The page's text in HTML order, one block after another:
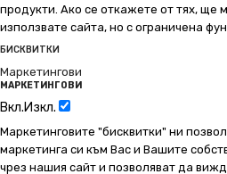
продукти. Ако се откажете от тях,
използвате сайта, но с ограничена
БИСКВИТКИ
Маркетингови
МАРКЕТИНГОВИ
Вкл.Изкл.
Маркетинговите "бисквитки" ни
маркетинга си към Вас и Вашите
чрез нашия сайт и позволяват да